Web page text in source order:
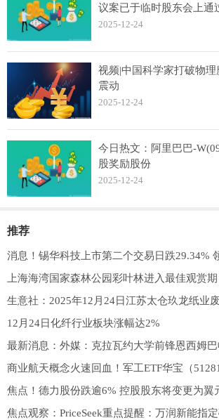
议案已于临时股东会上通
2025-12-24
视频|中国科学家打破物
震动
2025-12-24
今日热文：阿里巴巴-
股奖励股份
2025-12-24
推荐
消息！锡华科技上市第二个交易日跌29.34%
上海海湾国家森林公园彩叶林进入最佳观赏期
12月24日化纤行业板块涨幅达2%
焦点！德力股份跌逾6% 控股股东将变更为翼
焦点观察：PriceSeek重点提醒：万润新能指